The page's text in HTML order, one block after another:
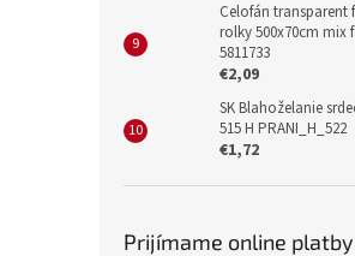
Celofán transparent
rolky 500x70cm mix
5811733
€2,09
SK Blahoželanie
515 H PRANI_H_522
€1,72
Prijímame online platby